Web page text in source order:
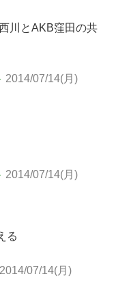
川とAKB窪田の共
2014/07/14(月)
2014/07/14(月)
る
2014/07/14(月)